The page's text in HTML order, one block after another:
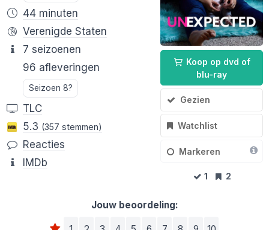
Koop op dvd of
blu-ray
Gezien
Watchlist
Markeren
1 2
44 minuten
Verenigde Staten
7 seizoenen
96 afleveringen
Seizoen 8?
TLC
5.3 (357 stemmen)
Reacties
IMDb
Jouw beoordeling: